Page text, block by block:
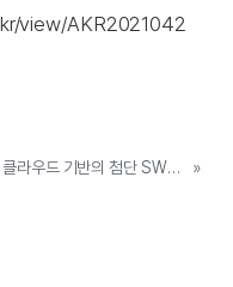
view/AKR2021042
전남대 소프트웨어중심대학사업단, SW·AI 클라우드 기반의 첨단 SW실습환경 구축 »